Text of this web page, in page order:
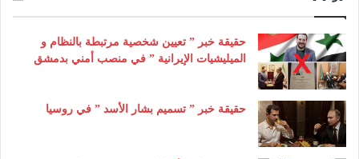
حقيقة خبر ” تعيين شخصية مرتبطة بالنظام و
الميليشيات الإيرانية ” في منصب أمني بدمشق
حقيقة خبر ” تسميم بشار الأسد ” في روسيا